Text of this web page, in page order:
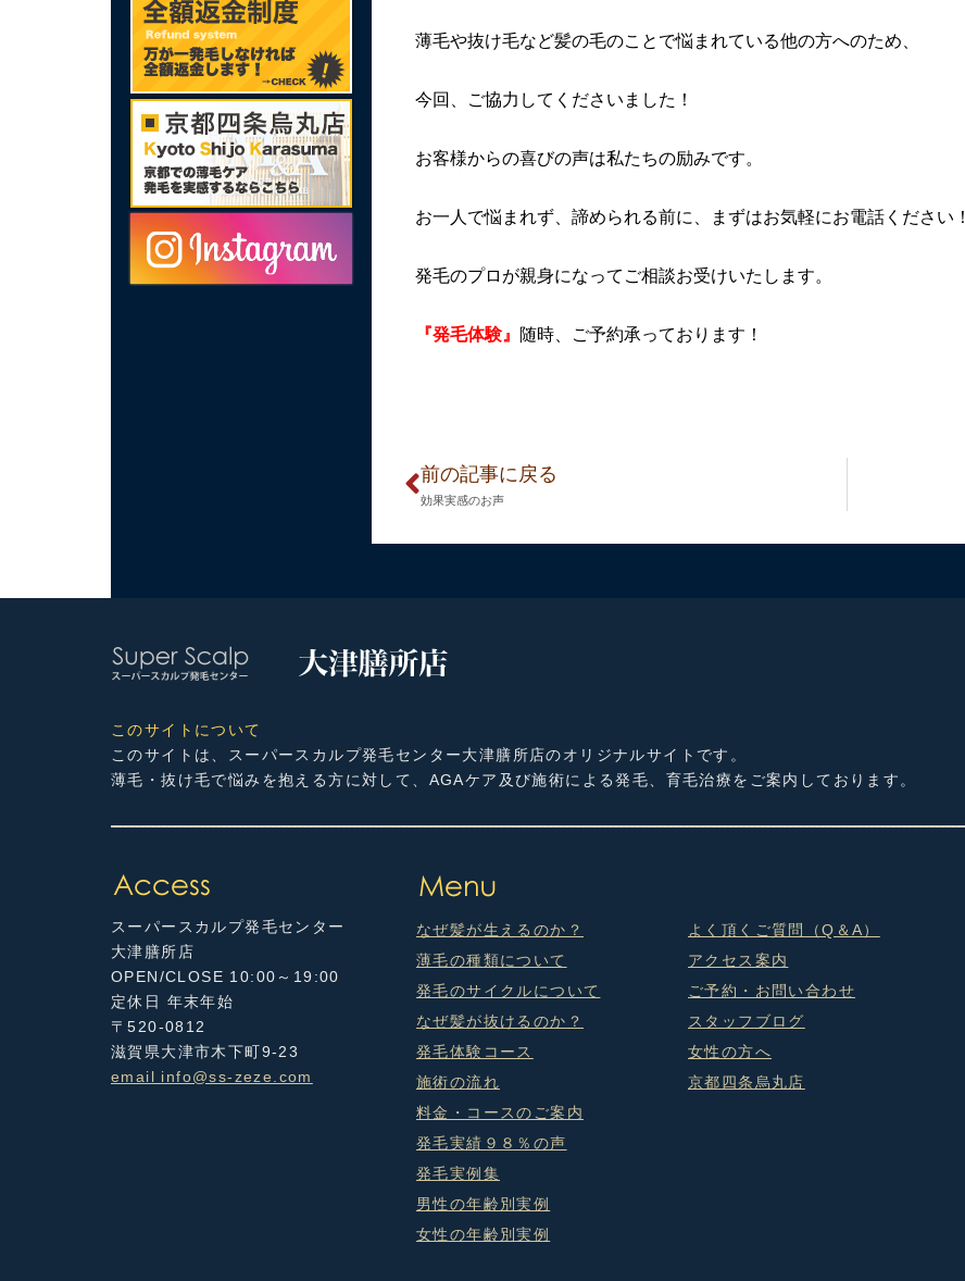
薄毛や抜け毛など髪の毛のことで悩まれている他の方へのため、
今回、ご協力してくださいました！
お客様からの喜びの声は私たちの励みです。
お一人で悩まれず、諦められる前に、まずはお気軽にお電話ください！
発毛のプロが親身になってご相談お受けいたします。
『発毛体験』 随時、ご予約承っております！
前の記事に戻る
効果実感のお声
このサイトについて
このサイトは、スーパースカルプ発毛センター大津膳所店のオリジナルサイトです。
薄毛・抜け毛で悩みを抱える方に対して、AGAケア及び施術による発毛、育毛治療をご案内しております。
スーパースカルプ発毛センター
大津膳所店
OPEN/CLOSE 10:00～19:00
定休日 年末年始
〒520-0812
滋賀県大津市木下町9-23
email info@ss-zeze.com
なぜ髪が生えるのか？
薄毛の種類について
発毛のサイクルについて
なぜ髪が抜けるのか？
発毛体験コース
施術の流れ
料金・コースのご案内
発毛実績９８％の声
発毛実例集
男性の年齢別実例
女性の年齢別実例
よく頂くご質問（Q＆A）
アクセス案内
ご予約・お問い合わせ
スタッフブログ
女性の方へ
京都四条烏丸店